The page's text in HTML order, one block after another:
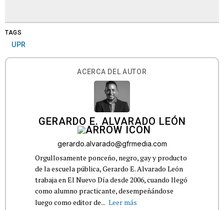
TAGS
UPR
ACERCA DEL AUTOR
GERARDO E. ALVARADO LEÓN
gerardo.alvarado@gfrmedia.com
Orgullosamente ponceño, negro, gay y producto
de la escuela pública, Gerardo E. Alvarado León
trabaja en El Nuevo Día desde 2006, cuando llegó
como alumno practicante, desempeñándose
luego como editor de... Leer más